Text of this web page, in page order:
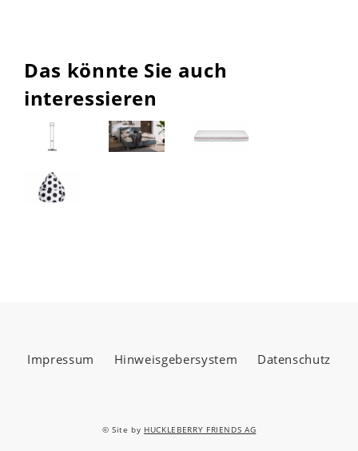
Das könnte Sie auch
interessieren
Impressum Hinweisgebersystem Datenschutz
© Site by HUCKLEBERRY FRIENDS AG